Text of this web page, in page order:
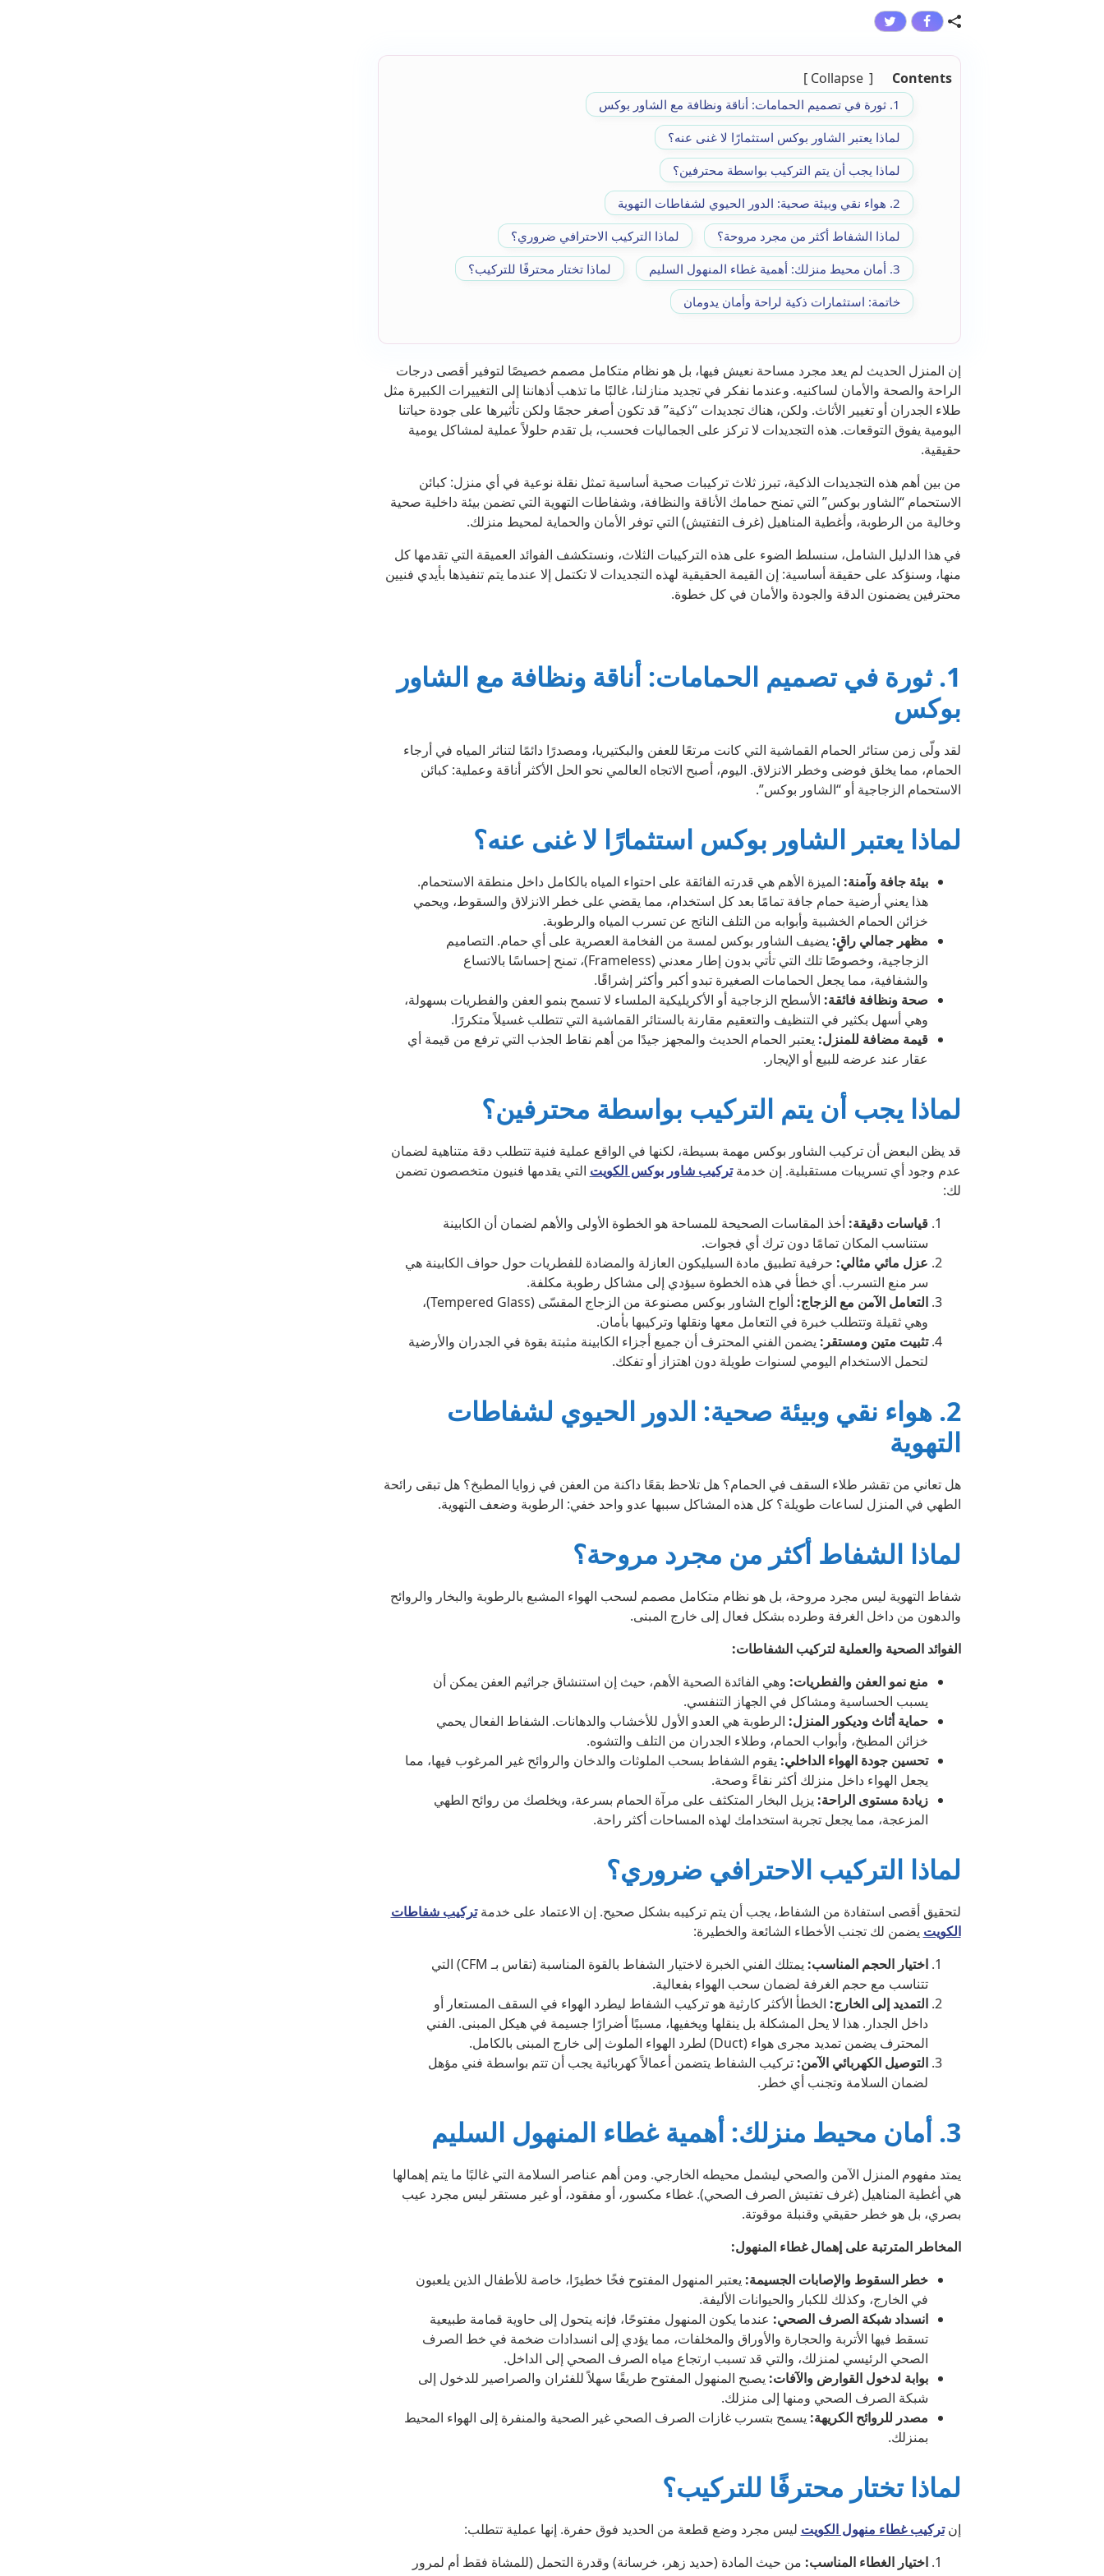
Contents
Collapse
1. ثورة في تصميم الحمامات: أناقة ونظافة مع الشاور بوكس
لماذا يعتبر الشاور بوكس استثمارًا لا غنى عنه؟
لماذا يجب أن يتم التركيب بواسطة محترفين؟
2. هواء نقي وبيئة صحية: الدور الحيوي لشفاطات التهوية
لماذا الشفاط أكثر من مجرد مروحة؟
لماذا التركيب الاحترافي ضروري؟
3. أمان محيط منزلك: أهمية غطاء المنهول السليم
لماذا تختار محترفًا للتركيب؟
خاتمة: استثمارات ذكية لراحة وأمان يدومان
إن المنزل الحديث لم يعد مجرد مساحة نعيش فيها، بل هو نظام متكامل مصمم خصيصًا لتوفير أقصى درجات
الراحة والصحة والأمان لساكنيه. وعندما نفكر في تجديد منازلنا، غالبًا ما تذهب أذهاننا إلى التغييرات الكبيرة مثل
طلاء الجدران أو تغيير الأثاث. ولكن، هناك تجديدات “ذكية” قد تكون أصغر حجمًا ولكن تأثيرها على جودة حياتنا
اليومية يفوق التوقعات. هذه التجديدات لا تركز على الجماليات فحسب، بل تقدم حلولاً عملية لمشاكل يومية
حقيقية.
من بين أهم هذه التجديدات الذكية، تبرز ثلاث تركيبات صحية أساسية تمثل نقلة نوعية في أي منزل: كبائن
الاستحمام “الشاور بوكس” التي تمنح حمامك الأناقة والنظافة، وشفاطات التهوية التي تضمن بيئة داخلية صحية
وخالية من الرطوبة، وأغطية المناهيل (غرف التفتيش) التي توفر الأمان والحماية لمحيط منزلك.
في هذا الدليل الشامل، سنسلط الضوء على هذه التركيبات الثلاث، ونستكشف الفوائد العميقة التي تقدمها كل
منها، وسنؤكد على حقيقة أساسية: إن القيمة الحقيقية لهذه التجديدات لا تكتمل إلا عندما يتم تنفيذها بأيدي فنيين
محترفين يضمنون الدقة والجودة والأمان في كل خطوة.
1. ثورة في تصميم الحمامات: أناقة ونظافة مع الشاور
بوكس
لقد ولّى زمن ستائر الحمام القماشية التي كانت مرتعًا للعفن والبكتيريا، ومصدرًا دائمًا لتناثر المياه في أرجاء
الحمام، مما يخلق فوضى وخطر الانزلاق. اليوم، أصبح الاتجاه العالمي نحو الحل الأكثر أناقة وعملية: كبائن
الاستحمام الزجاجية أو “الشاور بوكس”.
لماذا يعتبر الشاور بوكس استثمارًا لا غنى عنه؟
بيئة جافة وآمنة: الميزة الأهم هي قدرته الفائقة على احتواء المياه بالكامل داخل منطقة الاستحمام.
هذا يعني أرضية حمام جافة تمامًا بعد كل استخدام، مما يقضي على خطر الانزلاق والسقوط، ويحمي
خزائن الحمام الخشبية وأبوابه من التلف الناتج عن تسرب المياه والرطوبة.
مظهر جمالي راقٍ: يضيف الشاور بوكس لمسة من الفخامة العصرية على أي حمام. التصاميم
الزجاجية، وخصوصًا تلك التي تأتي بدون إطار معدني (Frameless)، تمنح إحساسًا بالاتساع
والشفافية، مما يجعل الحمامات الصغيرة تبدو أكبر وأكثر إشراقًا.
صحة ونظافة فائقة: الأسطح الزجاجية أو الأكريليكية الملساء لا تسمح بنمو العفن والفطريات بسهولة،
وهي أسهل بكثير في التنظيف والتعقيم مقارنة بالستائر القماشية التي تتطلب غسيلاً متكررًا.
قيمة مضافة للمنزل: يعتبر الحمام الحديث والمجهز جيدًا من أهم نقاط الجذب التي ترفع من قيمة أي
عقار عند عرضه للبيع أو الإيجار.
لماذا يجب أن يتم التركيب بواسطة محترفين؟
قد يظن البعض أن تركيب الشاور بوكس مهمة بسيطة، لكنها في الواقع عملية فنية تتطلب دقة متناهية لضمان
عدم وجود أي تسريبات مستقبلية. إن خدمةتركيب شاور بوكس الكويت التي يقدمها فنيون متخصصون تضمن
لك:
قياسات دقيقة: أخذ المقاسات الصحيحة للمساحة هو الخطوة الأولى والأهم لضمان أن الكابينة
ستناسب المكان تمامًا دون ترك أي فجوات.
عزل مائي مثالي: حرفية تطبيق مادة السيليكون العازلة والمضادة للفطريات حول حواف الكابينة هي
سر منع التسرب. أي خطأ في هذه الخطوة سيؤدي إلى مشاكل رطوبة مكلفة.
التعامل الآمن مع الزجاج:
ألواح الشاور بوكس مصنوعة من الزجاج المقسّى (Tempered Glass)،
وهي ثقيلة وتتطلب خبرة في التعامل معها ونقلها وتركيبها بأمان.
تثبيت متين ومستقر: يضمن الفني المحترف أن جميع أجزاء الكابينة مثبتة بقوة في الجدران والأرضية
لتحمل الاستخدام اليومي لسنوات طويلة دون اهتزاز أو تفكك.
2. هواء نقي وبيئة صحية: الدور الحيوي لشفاطات
التهوية
هل تعاني من تقشر طلاء السقف في الحمام؟ هل تلاحظ بقعًا داكنة من العفن في زوايا المطبخ؟ هل تبقى رائحة
الطهي في المنزل لساعات طويلة؟ كل هذه المشاكل سببها عدو واحد خفي: الرطوبة وضعف التهوية.
لماذا الشفاط أكثر من مجرد مروحة؟
شفاط التهوية ليس مجرد مروحة، بل هو نظام متكامل مصمم لسحب الهواء المشبع بالرطوبة والبخار والروائح
والدهون من داخل الغرفة وطرده بشكل فعال إلى خارج المبنى.
الفوائد الصحية والعملية لتركيب الشفاطات:
منع نمو العفن والفطريات: وهي الفائدة الصحية الأهم، حيث إن استنشاق جراثيم العفن يمكن أن
يسبب الحساسية ومشاكل في الجهاز التنفسي.
حماية أثاث وديكور المنزل: الرطوبة هي العدو الأول للأخشاب والدهانات. الشفاط الفعال يحمي
خزائن المطبخ، وأبواب الحمام، وطلاء الجدران من التلف والتشوه.
تحسين جودة الهواء الداخلي: يقوم الشفاط بسحب الملوثات والدخان والروائح غير المرغوب فيها، مما
يجعل الهواء داخل منزلك أكثر نقاءً وصحة.
زيادة مستوى الراحة: يزيل البخار المتكثف على مرآة الحمام بسرعة، ويخلصك من روائح الطهي
المزعجة، مما يجعل تجربة استخدامك لهذه المساحات أكثر راحة.
لماذا التركيب الاحترافي ضروري؟
لتحقيق أقصى استفادة من الشفاط، يجب أن يتم تركيبه بشكل صحيح. إن الاعتماد على خدمةتركيب شفاطات
الكويت يضمن لك تجنب الأخطاء الشائعة والخطيرة:
اختيار الحجم المناسب:
يمتلك الفني الخبرة لاختيار الشفاط بالقوة المناسبة (تقاس بـ CFM) التي
تتناسب مع حجم الغرفة لضمان سحب الهواء بفعالية.
التمديد إلى الخارج: الخطأ الأكثر كارثية هو تركيب الشفاط ليطرد الهواء في السقف المستعار أو
داخل الجدار. هذا لا يحل المشكلة بل ينقلها ويخفيها، مسببًا أضرارًا جسيمة في هيكل المبنى. الفني
المحترف يضمن تمديد مجرى هواء (Duct) لطرد الهواء الملوث إلى خارج المبنى بالكامل.
التوصيل الكهربائي الآمن: تركيب الشفاط يتضمن أعمالاً كهربائية يجب أن تتم بواسطة فني مؤهل
لضمان السلامة وتجنب أي خطر.
3. أمان محيط منزلك: أهمية غطاء المنهول السليم
يمتد مفهوم المنزل الآمن والصحي ليشمل محيطه الخارجي. ومن أهم عناصر السلامة التي غالبًا ما يتم إهمالها
هي أغطية المناهيل (غرف تفتيش الصرف الصحي). غطاء مكسور، أو مفقود، أو غير مستقر ليس مجرد عيب
بصري، بل هو خطر حقيقي وقنبلة موقوتة.
المخاطر المترتبة على إهمال غطاء المنهول:
خطر السقوط والإصابات الجسيمة: يعتبر المنهول المفتوح فخًا خطيرًا، خاصة للأطفال الذين يلعبون
في الخارج، وكذلك للكبار والحيوانات الأليفة.
انسداد شبكة الصرف الصحي: عندما يكون المنهول مفتوحًا، فإنه يتحول إلى حاوية قمامة طبيعية
تسقط فيها الأتربة والحجارة والأوراق والمخلفات، مما يؤدي إلى انسدادات ضخمة في خط الصرف
الصحي الرئيسي لمنزلك، والتي قد تسبب ارتجاع مياه الصرف الصحي إلى الداخل.
بوابة لدخول القوارض والآفات: يصبح المنهول المفتوح طريقًا سهلاً للفئران والصراصير للدخول إلى
شبكة الصرف الصحي ومنها إلى منزلك.
مصدر للروائح الكريهة: يسمح بتسرب غازات الصرف الصحي غير الصحية والمنفرة إلى الهواء المحيط
بمنزلك.
لماذا تختار محترفًا للتركيب؟
إنتركيب غطاء منهول الكويت ليس مجرد وضع قطعة من الحديد فوق حفرة. إنها عملية تتطلب:
اختيار الغطاء المناسب: من حيث المادة (حديد زهر، خرسانة) وقدرة التحمل (للمشاة فقط أم لمرور